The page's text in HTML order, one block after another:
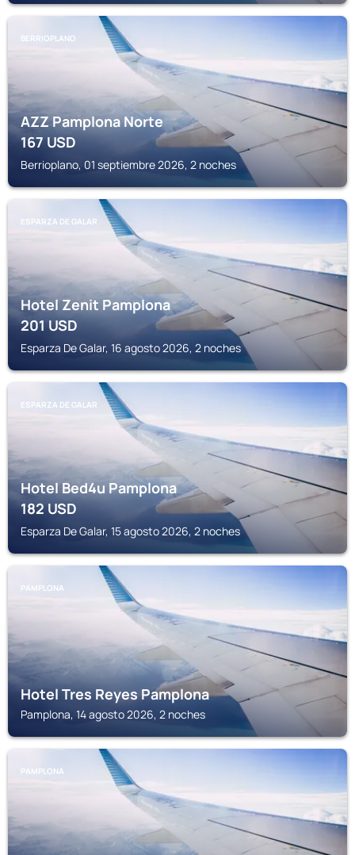
BERRIOPLANO
AZZ Pamplona Norte
167USD
Berrioplano, 01 septiembre 2026, 2 noches
ESPARZA DE GALAR
Hotel Zenit Pamplona
201USD
Esparza De Galar, 16 agosto 2026, 2 noches
ESPARZA DE GALAR
Hotel Bed4u Pamplona
182USD
Esparza De Galar, 15 agosto 2026, 2 noches
PAMPLONA
Hotel Tres Reyes Pamplona
Pamplona, 14 agosto 2026, 2 noches
PAMPLONA